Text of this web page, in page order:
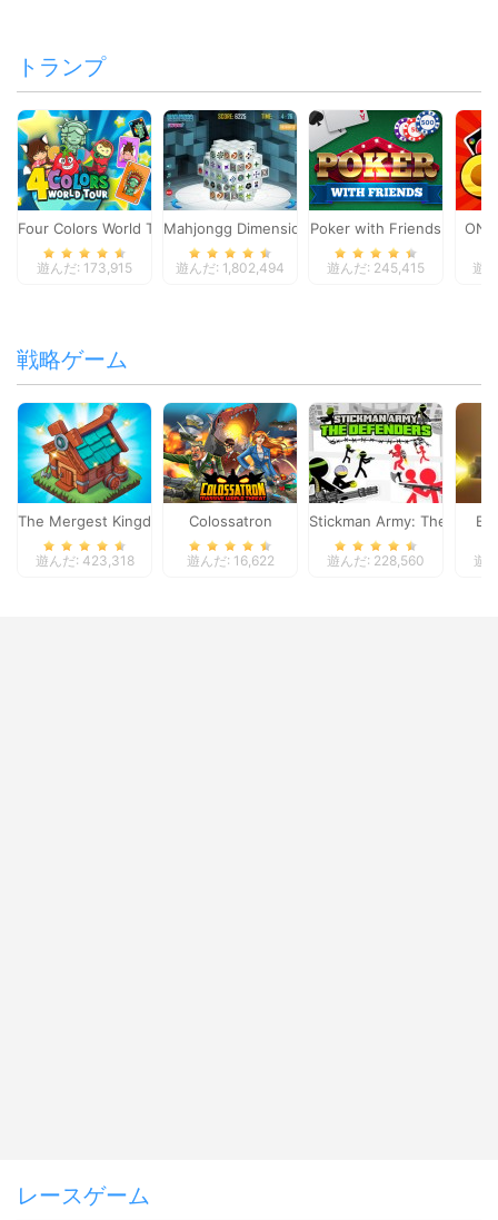
トランプ
Four Colors World Tour
遊んだ: 173,915
Mahjongg Dimensions
遊んだ: 1,802,494
Poker with Friends
遊んだ: 245,415 遊
戦略ゲーム
The Mergest Kingdom
遊んだ: 423,318
Colossatron
遊んだ: 16,622
Stickman Army: The
遊んだ: 228,560 遊
レースゲーム